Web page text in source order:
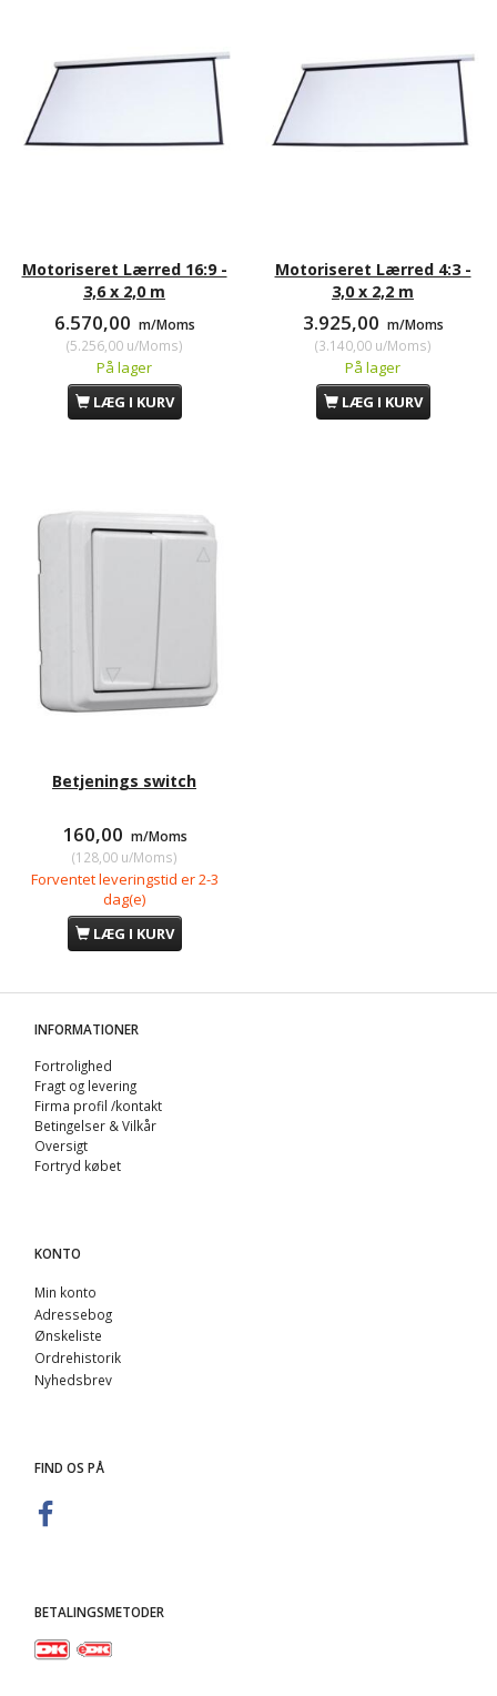
Motoriseret Lærred 16:9 -
3,6 x 2,0 m
6.570,00 m/Moms
(5.256,00u/Moms)
På lager
LÆG I KURV
Motoriseret Lærred 4:3 -
3,0 x 2,2 m
3.925,00 m/Moms
(3.140,00u/Moms)
På lager
LÆG I KURV
Betjenings switch
160,00 m/Moms
(128,00u/Moms)
Forventet leveringstid er 2-3
dag(e)
LÆG I KURV
INFORMATIONER
Fortrolighed
Fragt og levering
Firma profil /kontakt
Betingelser & Vilkår
Oversigt
Fortryd købet
KONTO
Min konto
Adressebog
Ønskeliste
Ordrehistorik
Nyhedsbrev
FIND OS PÅ
BETALINGSMETODER